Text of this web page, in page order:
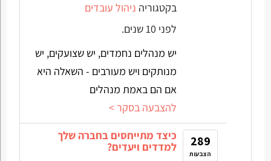
בקטגוריה ניהול עובדים
לפני 10 שנים.
יש מנהלים נחמדים, יש שצועקים, יש
מנותקים ויש מעורבים - השאלה היא
אם הם באמת מנהלים
להצבעה בסקר >
289
הצבעות
כיצד מתייחסים בחברה שלך
למדדים ויעדים?